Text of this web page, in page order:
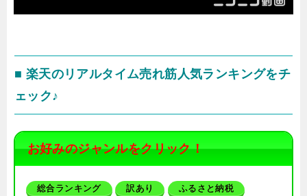
■ 楽天のリアルタイム売れ筋人気ランキングをチ
ェック♪
お好みのジャンルをクリック！
総合ランキング 訳あり ふるさと納税